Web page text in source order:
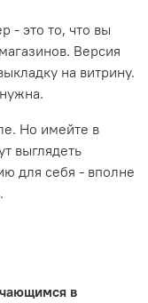
- это то, что вы
Версия
на витрину.
Но имейте в
выглядеть
для себя - вполне
в